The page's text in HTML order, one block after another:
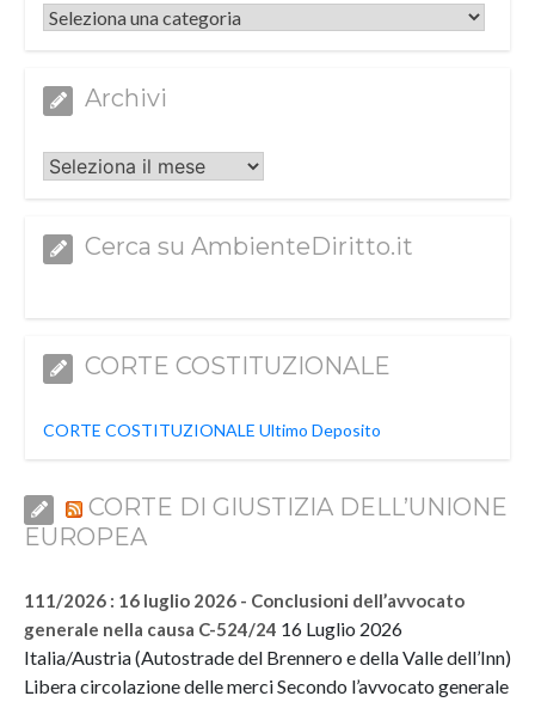
Categorie
Archivi
Archivi
Cerca su AmbienteDiritto.it
CORTE COSTITUZIONALE
CORTE COSTITUZIONALE Ultimo Deposito
CORTE DI GIUSTIZIA DELL’UNIONE
EUROPEA
111/2026 : 16 luglio 2026 - Conclusioni dell’avvocato
generale nella causa C-524/24 16 Luglio 2026
Italia/Austria (Autostrade del Brennero e della Valle dell’Inn)
Libera circolazione delle merci Secondo l’avvocato generale